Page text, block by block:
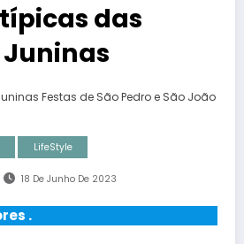
das
Juninas
LifeStyle
18 De Junho De 2023
.